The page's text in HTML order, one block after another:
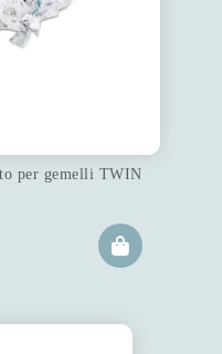
per gemelli TWIN